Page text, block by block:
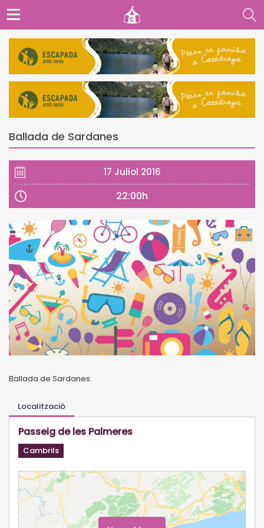
Ballada de Sardanes
17 Juliol 2016
22:00h
Ballada de Sardanes.
Localització
Passeig de les Palmeres
Cambrils